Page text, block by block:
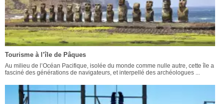
Tourisme à l’île de Pâques
Au milieu de l’Océan Pacifique, isolée du monde comme nulle autre, cette île a
fasciné des générations de navigateurs, et interpellé des archéologues ...